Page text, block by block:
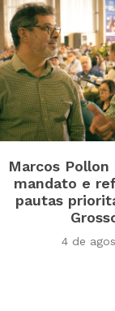
Marcos
mandato e
pautas
4 de